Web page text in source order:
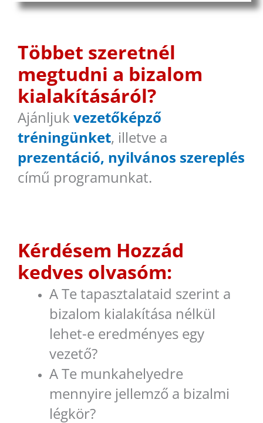
Többet szeretnél
megtudni a bizalom
kialakításáról?
Ajánljuk vezetőképző
tréningünket, illetve a
prezentáció, nyilvános szereplés
című programunkat.
Kérdésem Hozzád
kedves olvasóm:
A Te tapasztalataid szerint a
bizalom kialakítása nélkül
lehet-e eredményes egy
vezető?
A Te munkahelyedre
mennyire jellemző a bizalmi
légkör?